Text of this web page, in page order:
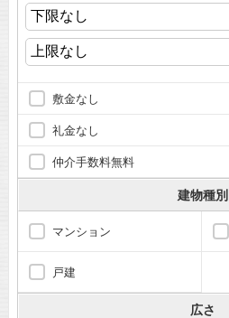
敷金なし
礼金なし
仲介手数料無料
建物種別
マンション
戸建
広さ